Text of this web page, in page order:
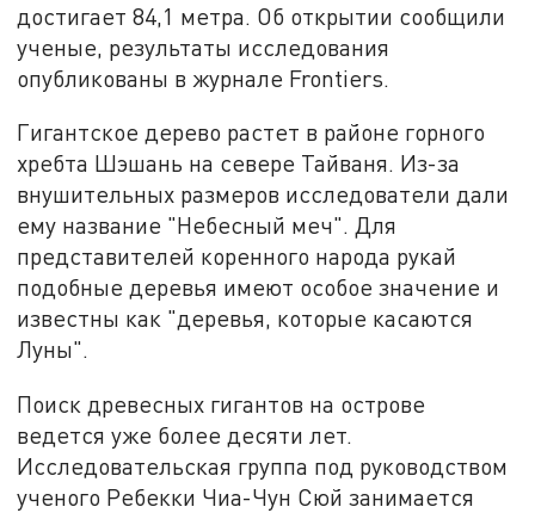
достигает 84,1 метра. Об открытии сообщили
ученые, результаты исследования
опубликованы в журнале Frontiers.
Гигантское дерево растет в районе горного
хребта Шэшань на севере Тайваня. Из-за
внушительных размеров исследователи дали
ему название "Небесный меч". Для
представителей коренного народа рукай
подобные деревья имеют особое значение и
известны как "деревья, которые касаются
Луны".
Поиск древесных гигантов на острове
ведется уже более десяти лет.
Исследовательская группа под руководством
ученого Ребекки Чиа-Чун Сюй занимается